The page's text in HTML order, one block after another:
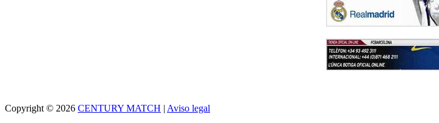
Copyright © 2026 CENTURY MATCH | Aviso legal